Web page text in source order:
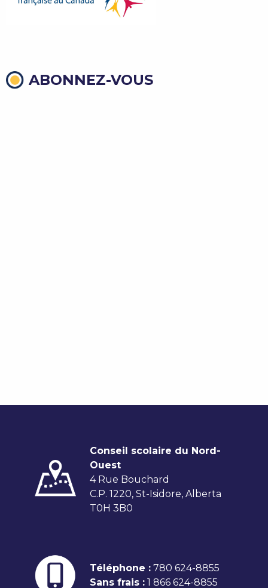
ABONNEZ-VOUS
Conseil scolaire du Nord-
Ouest
4 Rue Bouchard
C.P. 1220, St-Isidore, Alberta
T0H 3B0
Téléphone : 780 624-8855
Sans frais : 1 866 624-8855